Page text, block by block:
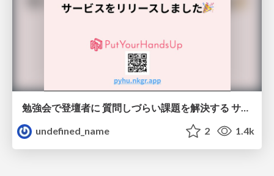
勉強会で登壇者に 質問しづらい課題を解決する サービスをリリースしました🎉
undefined_name
2 1.4k